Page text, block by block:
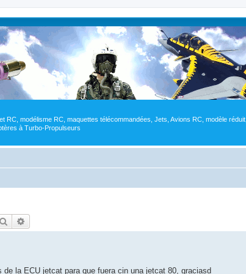
modélisme RC, maquettes télécommandées, Jets, Avions RC, modèle réduit,
à Turbo-Propulseurs
Rechercher
la ECU jetcat para que fuera cin una jetcat 80, graciasd